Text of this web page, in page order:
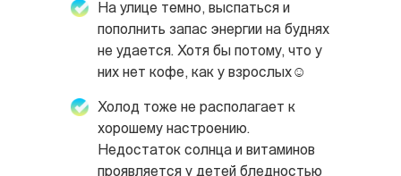
На улице темно, выспаться и
пополнить запас энергии на буднях
не удается. Хотя бы потому, что у
них нет кофе, как у взрослых☺
Холод тоже не располагает к
хорошему настроению.
Недостаток солнца и витаминов
проявляется у детей бледностью